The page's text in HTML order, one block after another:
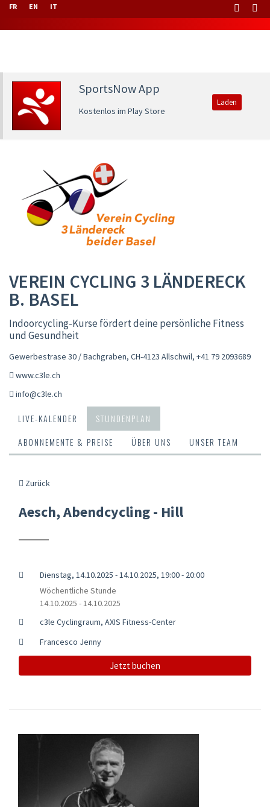
FR EN IT
SportsNow App
Kostenlos im Play Store
Laden
VEREIN CYCLING 3 LÄNDERECK
B. BASEL
Indoorcycling-Kurse fördert deine persönliche Fitness
und Gesundheit
Gewerbestrase 30 / Bachgraben, CH-4123 Allschwil, +41 79 2093689
www.c3le.ch
info@c3le.ch
LIVE-KALENDER
STUNDENPLAN
ABONNEMENTE & PREISE
ÜBER UNS UNSER TEAM
Zurück
Aesch, Abendcycling - Hill
Dienstag, 14.10.2025 - 14.10.2025, 19:00 - 20:00
Wöchentliche Stunde
14.10.2025 - 14.10.2025
c3le Cyclingraum, AXIS Fitness-Center
Francesco Jenny
Jetzt buchen